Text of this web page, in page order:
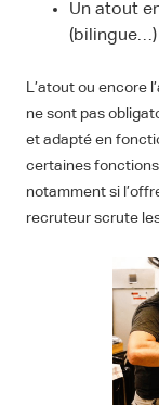
Un atout
(bilingue…)
L’atout ou encore
ne sont pas
et adapté en
certaines
notamment si
recruteur scrute